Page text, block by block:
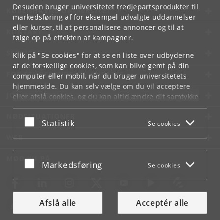
Desuden bruger universitetet tredjepartsprodukter til
markedsføring af for eksempel udvalgte uddannelser
eller kurser, til at personalisere annoncer og til at
følge op på effekten af kampagner.
Klik på "Se cookies" for at se en liste over udbyderne
af de forskellige cookies, som kan blive gemt på din
computer eller mobil, når du bruger universitetets
hjemmeside. Du kan selv vælge om du vil acceptere
eller afslå cookies, og du kan altid ændre dit samtykke
underCookie- og privatlivspolitiksom du finder i
bunden af hver side.
Acceptér eller afslå
Statistik Se cookies
Acceptér eller afslå
Markedsføring Se cookies
Afslå alle Acceptér alle
KØBENHAVNS UNIVERSITET
KONTAKT
SERVICES
FOR STUDERENDE OG ANSATTE
JOB OG KARRIERE
NØDSITUATIONER
WEB
MØD KU PÅ